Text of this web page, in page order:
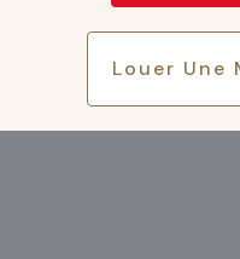
Louer Une